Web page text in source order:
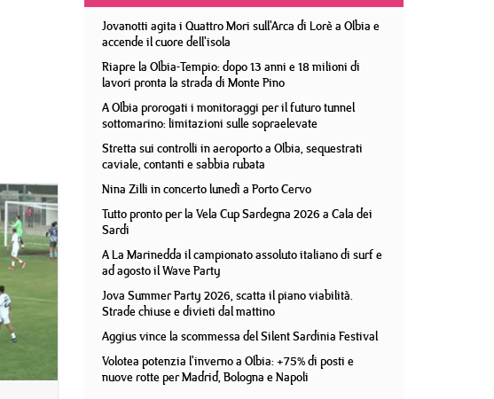
Jovanotti agita i Quattro Mori sull'Arca di Lorè a Olbia e
accende il cuore dell'isola
Riapre la Olbia-Tempio: dopo 13 anni e 18 milioni di
lavori pronta la strada di Monte Pino
A Olbia prorogati i monitoraggi per il futuro tunnel
sottomarino: limitazioni sulle sopraelevate
Stretta sui controlli in aeroporto a Olbia, sequestrati
caviale, contanti e sabbia rubata
Nina Zilli in concerto lunedì a Porto Cervo
Tutto pronto per la Vela Cup Sardegna 2026 a Cala dei
Sardi
A La Marinedda il campionato assoluto italiano di surf e
ad agosto il Wave Party
Jova Summer Party 2026, scatta il piano viabilità.
Strade chiuse e divieti dal mattino
Aggius vince la scommessa del Silent Sardinia Festival
Volotea potenzia l'inverno a Olbia: +75% di posti e
nuove rotte per Madrid, Bologna e Napoli